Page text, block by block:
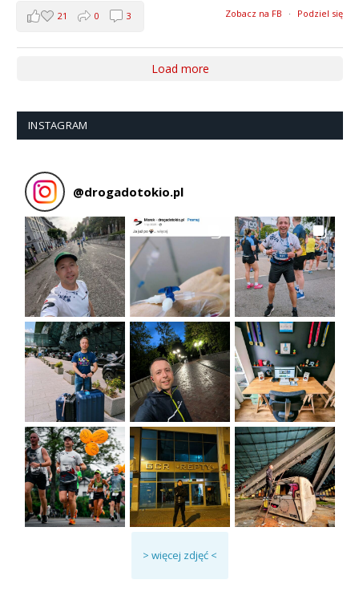
Zobacz na FB · Podziel się
21 0 3
Load more
INSTAGRAM
@drogadotokio.pl
> więcej zdjęć <